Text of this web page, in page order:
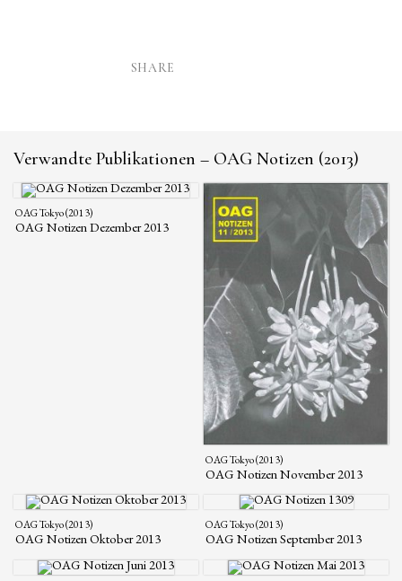
SHARE
Verwandte Publikationen – OAG Notizen (2013)
OAG Tokyo (2013)
OAG Notizen Dezember 2013
OAG Tokyo (2013)
OAG Notizen November 2013
OAG Tokyo (2013)
OAG Notizen Oktober 2013
OAG Tokyo (2013)
OAG Notizen September 2013